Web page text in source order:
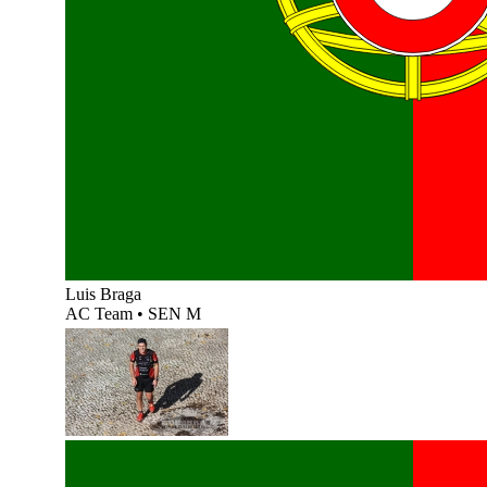
Luis Braga
AC Team • SEN M